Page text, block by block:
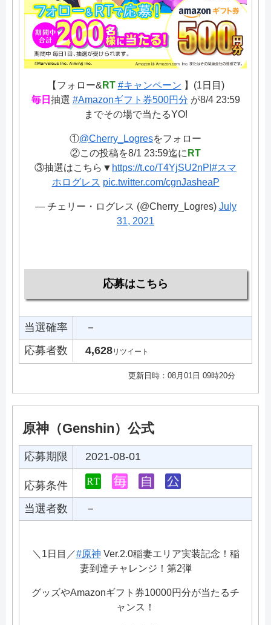
【フォロー& RT #キャンペーン 】(1日目)
毎日 抽選 #Amazonギフト券500円分 が8/4 23:59
までその場で当たるYO!
①@Cherry_Logresをフォロー
②この投稿を8/1 23:59迄に RT
③抽選はこちら▼ https://t.co/T4YjSU2nPI #スマ
ホログレス pic.twitter.com/cgnJasheaP
— チェリー・ログレス (@Cherry_Logres) July
31, 2021
応募はこちら
当選確率
－
応募者数
4,628リツイート
更新日時：08月01日 09時20分
原神（Genshin）公式
応募期限 2021-08-01
応募条件
当選者数
－
＼1日目／#原神 Ver.2.0稲妻エリア実装記念！稲
妻到達チャレンジ！第2弾
グッズやAmazonギフト券10000円分が当たるチ
ャンス！